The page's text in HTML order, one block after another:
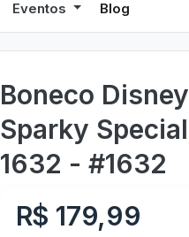
Eventos Blog
Boneco
Sparky
1632 - #1632
R$ 179,99